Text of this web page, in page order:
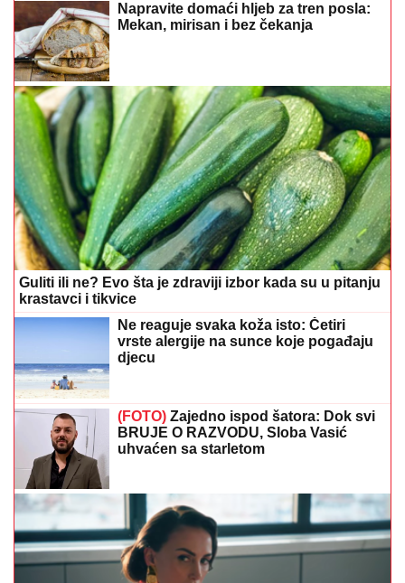
Napravite domaći hljeb za tren posla:
Mekan, mirisan i bez čekanja
Guliti ili ne? Evo šta je zdraviji izbor kada su u pitanju
krastavci i tikvice
Ne reaguje svaka koža isto: Četiri
vrste alergije na sunce koje pogađaju
djecu
(FOTO) Zajedno ispod šatora: Dok svi
BRUJE O RAZVODU, Sloba Vasić
uhvaćen sa starletom